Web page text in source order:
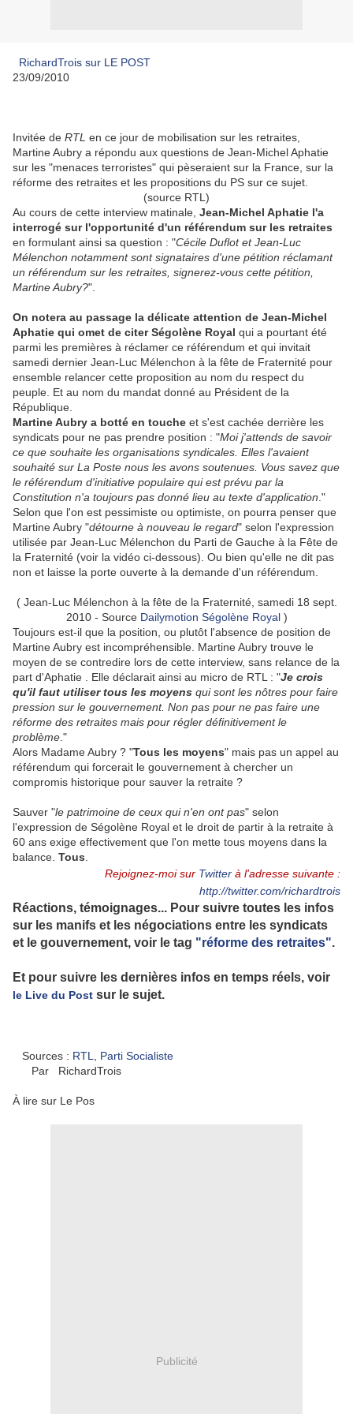
RichardTrois sur LE POST
23/09/2010
Invitée de RTL en ce jour de mobilisation sur les retraites,
Martine Aubry a répondu aux questions de Jean-Michel Aphatie
sur les "menaces terroristes" qui pèseraient sur la France, sur la
réforme des retraites et les propositions du PS sur ce sujet.
(source RTL)
Au cours de cette interview matinale, Jean-Michel Aphatie l'a
interrogé sur l'opportunité d'un référendum sur les retraites
en formulant ainsi sa question : "Cécile Duflot et Jean-Luc
Mélenchon notamment sont signataires d'une pétition réclamant
un référendum sur les retraites, signerez-vous cette pétition,
Martine Aubry?".
On notera au passage la délicate attention de Jean-Michel
Aphatie qui omet de citer Ségolène Royal qui a pourtant été
parmi les premières à réclamer ce référendum et qui invitait
samedi dernier Jean-Luc Mélenchon à la fête de Fraternité pour
ensemble relancer cette proposition au nom du respect du
peuple. Et au nom du mandat donné au Président de la
République.
Martine Aubry a botté en touche et s'est cachée derrière les
syndicats pour ne pas prendre position : "Moi j'attends de savoir
ce que souhaite les organisations syndicales. Elles l'avaient
souhaité sur La Poste nous les avons soutenues. Vous savez que
le référendum d'initiative populaire qui est prévu par la
Constitution n'a toujours pas donné lieu au texte d'application ."
Selon que l'on est pessimiste ou optimiste, on pourra penser que
Martine Aubry "détourne à nouveau le regard" selon l'expression
utilisée par Jean-Luc Mélenchon du Parti de Gauche à la Fête de
la Fraternité (voir la vidéo ci-dessous). Ou bien qu'elle ne dit pas
non et laisse la porte ouverte à la demande d'un référendum.
( Jean-Luc Mélenchon à la fête de la Fraternité, samedi 18 sept.
2010 - Source Dailymotion Ségolène Royal)
Toujours est-il que la position, ou plutôt l'absence de position de
Martine Aubry est incompréhensible. Martine Aubry trouve le
moyen de se contredire lors de cette interview, sans relance de la
part d'Aphatie . Elle déclarait ainsi au micro de RTL : "Je crois
qu'il faut utiliser tous les moyens qui sont les nôtres pour faire
pression sur le gouvernement. Non pas pour ne pas faire une
réforme des retraites mais pour régler définitivement le
problème ."
Alors Madame Aubry ? "Tous les moyens" mais pas un appel au
référendum qui forcerait le gouvernement à chercher un
compromis historique pour sauver la retraite ?
Sauver "le patrimoine de ceux qui n'en ont pas" selon
l'expression de Ségolène Royal et le droit de partir à la retraite à
60 ans exige effectivement que l'on mette tous moyens dans la
balance. Tous
Rejoignez-moi sur Twitter à l'adresse suivante :
http://twitter.com/richardtrois
Réactions, témoignages... Pour suivre toutes les infos
sur les manifs et les négociations entre les syndicats
et le gouvernement, voir le tag "réforme des retraites".
Et pour suivre les dernières infos en temps réels, voir
le Live du Post sur le sujet.
Sources : RTL
Parti Socialiste
Par RichardTrois
À lire sur Le Pos
Publicité